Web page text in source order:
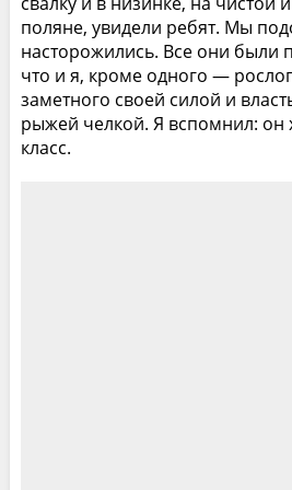
поляне, увидели ребят. Мы
насторожились. Все они были
что и я, кроме одного —
заметного своей силой и
рыжей челкой. Я вспомнил: он
класс.